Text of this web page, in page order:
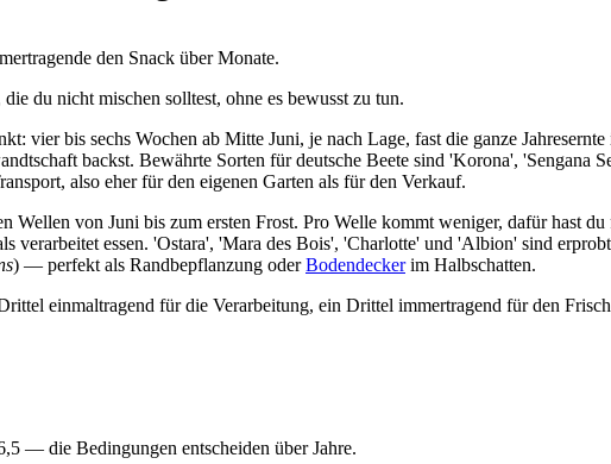
den Snack über Monate.
du nicht mischen solltest, ohne es bewusst zu tun.
vier bis sechs Wochen ab Mitte Juni, je nach Lage, fast die ganze
backst. Bewährte Sorten für deutsche Beete sind 'Korona', 'Sengana
also eher für den eigenen Garten als für den Verkauf.
Wellen von Juni bis zum ersten Frost. Pro Welle kommt weniger, dafür hast
verarbeitet essen. 'Ostara', 'Mara des Bois', 'Charlotte' und 'Albion' sind
) — perfekt als Randbepflanzung oderBodendeckerim Halbschatten.
einmaltragend für die Verarbeitung, ein Drittel immertragend für den
— die Bedingungen entscheiden über Jahre.